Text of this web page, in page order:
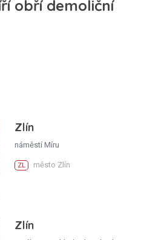
Zlín
náměstí Míru
ZL město Zlín
Zlín